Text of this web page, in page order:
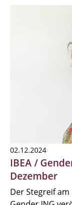
02.12.2024
IBEA /
Dezember
Der Stegreif